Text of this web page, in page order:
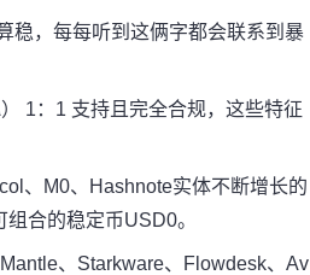
稳，每每听到这俩字都会联系到暴
1：1 支持且完全合规，这些特征
、M0、Hashnote实体不断增长的
合的稳定币USD0。
、Starkware、Flowdesk、Av